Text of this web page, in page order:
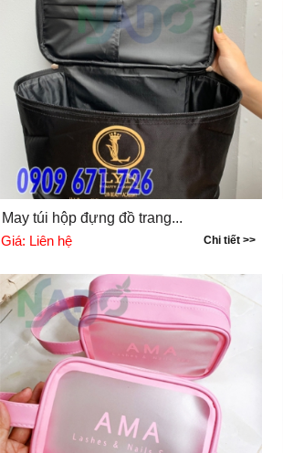
May túi hộp đựng đồ trang...
Chi tiết >>
Giá: Liên hệ